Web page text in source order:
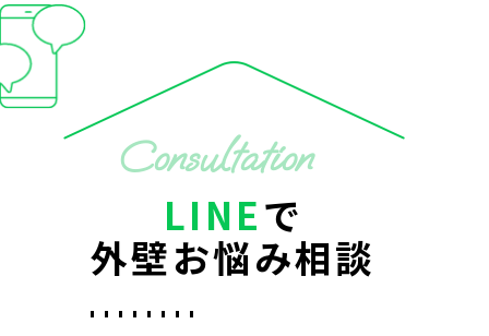
Consultation
LINEで
外壁お悩み相談